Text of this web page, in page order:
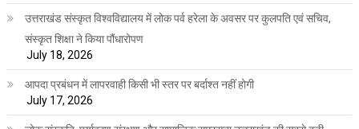
उत्तराखंड संस्कृत विश्वविद्यालय में लोक पर्व हरेला के अवसर पर कुलपति एवं सचिव,
संस्कृत शिक्षा ने किया पौंधारोपण
July 18, 2026
आपदा प्रबंधन में लापरवाही किसी भी स्तर पर बर्दाश्त नहीं होगी
July 17, 2026